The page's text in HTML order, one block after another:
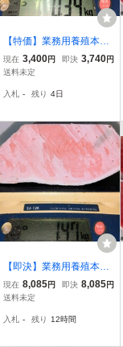
【特価】業務用養殖本鮪
（クロアチア産）腹上/中
トロサク 340g★１サク入
現在 3,400円 即決 3,740円
送料未定
入札 - 残り 4日
【即決】業務用養殖本鮪
（マルタ産）腹下/中トロ
ブロック端材 1470g★１
ット済み ）
現在 8,085円 即決 8,085円
送料未定
入札 - 残り 12時間